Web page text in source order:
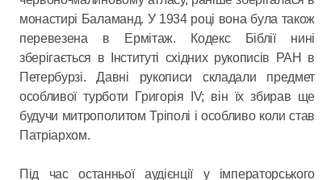
монастирі Баламанд. У 1934 році вона була також
перевезена в Ермітаж. Кодекс Біблії нині
зберігається в Інституті східних рукописів РАН в
Петербурзі. Давні рукописи складали предмет
особливої турботи Григорія IV; він їх збирав ще
будучи митрополитом Тріполі і особливо коли став
Патріархом.
Під час останньої аудієнції у імператорського